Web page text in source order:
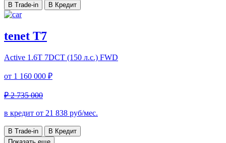
В Trade-in В Кредит
tenet T7
Active 1.6T 7DCT (150 л.с.) FWD
от 1 160 000 ₽
₽ 2 735 000
в кредит от 21 838 руб/мес.
В Trade-in
В Кредит